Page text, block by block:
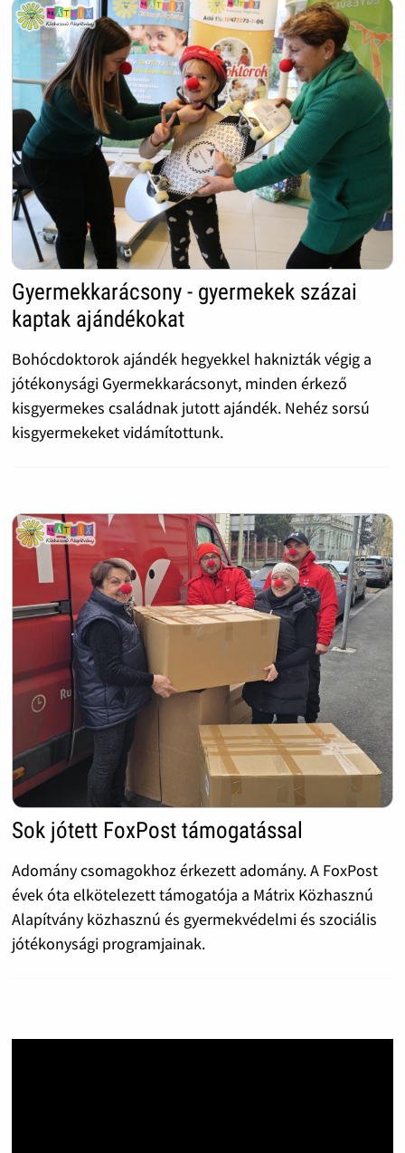
Gyermekkarácsony - gyermekek százai
kaptak ajándékokat
Bohócdoktorok ajándék hegyekkel haknizták végig a
jótékonysági Gyermekkarácsonyt, minden érkező
kisgyermekes családnak jutott ajándék. Nehéz sorsú
kisgyermekeket vidámítottunk.
Sok jótett FoxPost támogatással
Adomány csomagokhoz érkezett adomány. A FoxPost
évek óta elkötelezett támogatója a Mátrix Közhasznú
Alapítvány közhasznú és gyermekvédelmi és szociális
jótékonysági programjainak.